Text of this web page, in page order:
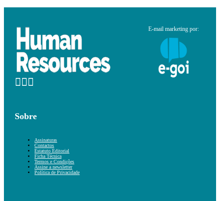
E-mail marketing por:
Sobre
Assinaturas
Contactos
Estatuto Editorial
Ficha Técnica
Termos e Condições
Assine a newsletter
Política de Privacidade